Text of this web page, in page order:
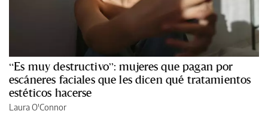
“Es muy destructivo”: mujeres que pagan por
escáneres faciales que les dicen qué tratamientos
estéticos hacerse
Laura O'Connor